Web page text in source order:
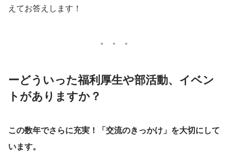
えてお答えします！
ーどういった福利厚生や部活動、イベン
トがありますか？
この数年でさらに充実！「交流のきっかけ」を大切にして
います。